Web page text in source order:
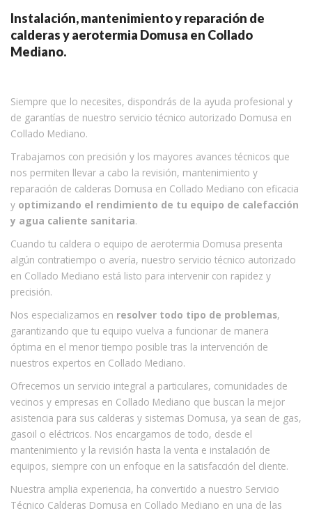
Instalación, mantenimiento y reparación de
calderas y aerotermia Domusa en Collado
Mediano.
Siempre que lo necesites, dispondrás de la ayuda profesional y
de garantías de nuestro servicio técnico autorizado Domusa en
Collado Mediano.
Trabajamos con precisión y los mayores avances técnicos que
nos permiten llevar a cabo la revisión, mantenimiento y
reparación de calderas Domusa en Collado Mediano con eficacia
y optimizando el rendimiento de tu equipo de calefacción
y agua caliente sanitaria.
Cuando tu caldera o equipo de aerotermia Domusa presenta
algún contratiempo o avería, nuestro servicio técnico autorizado
en Collado Mediano está listo para intervenir con rapidez y
precisión.
Nos especializamos en resolver todo tipo de problemas,
garantizando que tu equipo vuelva a funcionar de manera
óptima en el menor tiempo posible tras la intervención de
nuestros expertos en Collado Mediano.
Ofrecemos un servicio integral a particulares, comunidades de
vecinos y empresas en Collado Mediano que buscan la mejor
asistencia para sus calderas y sistemas Domusa, ya sean de gas,
gasoil o eléctricos. Nos encargamos de todo, desde el
mantenimiento y la revisión hasta la venta e instalación de
equipos, siempre con un enfoque en la satisfacción del cliente.
Nuestra amplia experiencia, ha convertido a nuestro Servicio
Técnico Calderas Domusa en Collado Mediano en una de las